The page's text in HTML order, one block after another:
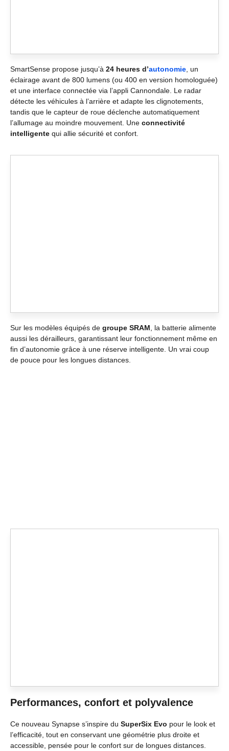
SmartSense propose jusqu’à 24 heures d’autonomie, un
éclairage avant de 800 lumens (ou 400 en version homologuée)
et une interface connectée via l’appli Cannondale. Le radar
détecte les véhicules à l’arrière et adapte les clignotements,
tandis que le capteur de roue déclenche automatiquement
l’allumage au moindre mouvement. Une connectivité
intelligente qui allie sécurité et confort.
Sur les modèles équipés de groupe SRAM, la batterie alimente
aussi les dérailleurs, garantissant leur fonctionnement même en
fin d’autonomie grâce à une réserve intelligente. Un vrai coup
de pouce pour les longues distances.
Performances, confort et polyvalence
Ce nouveau Synapse s’inspire du SuperSix Evo pour le look et
l’efficacité, tout en conservant une géométrie plus droite et
accessible, pensée pour le confort sur de longues distances.